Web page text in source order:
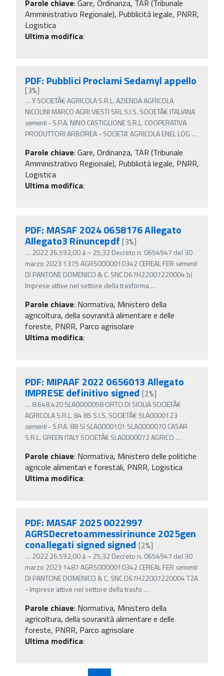
Parole chiave: Gare, Ordinanza, TAR (Tribunale
Amministrativo Regionale), Pubblicità legale, PNRR,
Logistica
Ultima modifica:
PDF: Pubblici Proclami Sedamyl appello
[3%]
…Y SOCIETÃ€ AGRICOLA S.R.L. AZIENDA AGRICOLA
NICOLINI MARCO AGRI VIESTI SRL S.I.S. SOCIETÃ€ ITALIANA
sementi- S.P.A. NINO CASTIGLIONE S.R.L. COOPERATIVA
PRODUTTORI ARBOREA - SOCIETA' AGRICOLA ENEL LOG …
Parole chiave: Gare, Ordinanza, TAR (Tribunale
Amministrativo Regionale), Pubblicità legale, PNRR,
Logistica
Ultima modifica:
PDF: MASAF 2024 0658176 Allegato
Allegato3 Rinuncepdf [3%]
… 2022 26.592,00 â‚¬ 25,32 Decreto n. 0654947 del 30
marzo 2023 1375 AGRS0000010342 CEREAL FER sementi
DI PANTONE DOMENICO & C. SNC D67H22007220004 b)
Imprese attive nel settore della trasforma…
Parole chiave: Normativa, Ministero della
agricoltura, della sovranità alimentare e delle
foreste, PNRR, Parco agrisolare
Ultima modifica:
PDF: MIPAAF 2022 0656013 Allegato
IMPRESE definitivo signed [2%]
… 8.648.420 SLA0000058 ORTO DI SICILIA SOCIETÃ€
AGRICOLA S.R.L. 84 85 S.I.S. SOCIETÃ€ SLA0000123
sementi- S.P.A. 88 SI SLA0000101 SLA0000070 CASAR
S.R.L. GREEN ITALY SOCIETÃ€ SLA0000072 AGRICO …
Parole chiave: Normativa, Ministero delle politiche
agricole alimentari e forestali, PNRR, Logistica
Ultima modifica:
PDF: MASAF 2025 0022997
AGRSDecretoammessirinunce 2025gen
conallegati signed signed [2%]
… 2022 26.592,00 â‚¬ 25,32 Decreto n. 0654947 del 30
marzo 2023 1487 AGRS0000010342 CEREAL FER sementi
DI PANTONE DOMENICO & C. SNC D67H22007220004 T2A
- Imprese attive nel settore della trasfo …
Parole chiave: Normativa, Ministero della
agricoltura, della sovranità alimentare e delle
foreste, PNRR, Parco agrisolare
Ultima modifica: